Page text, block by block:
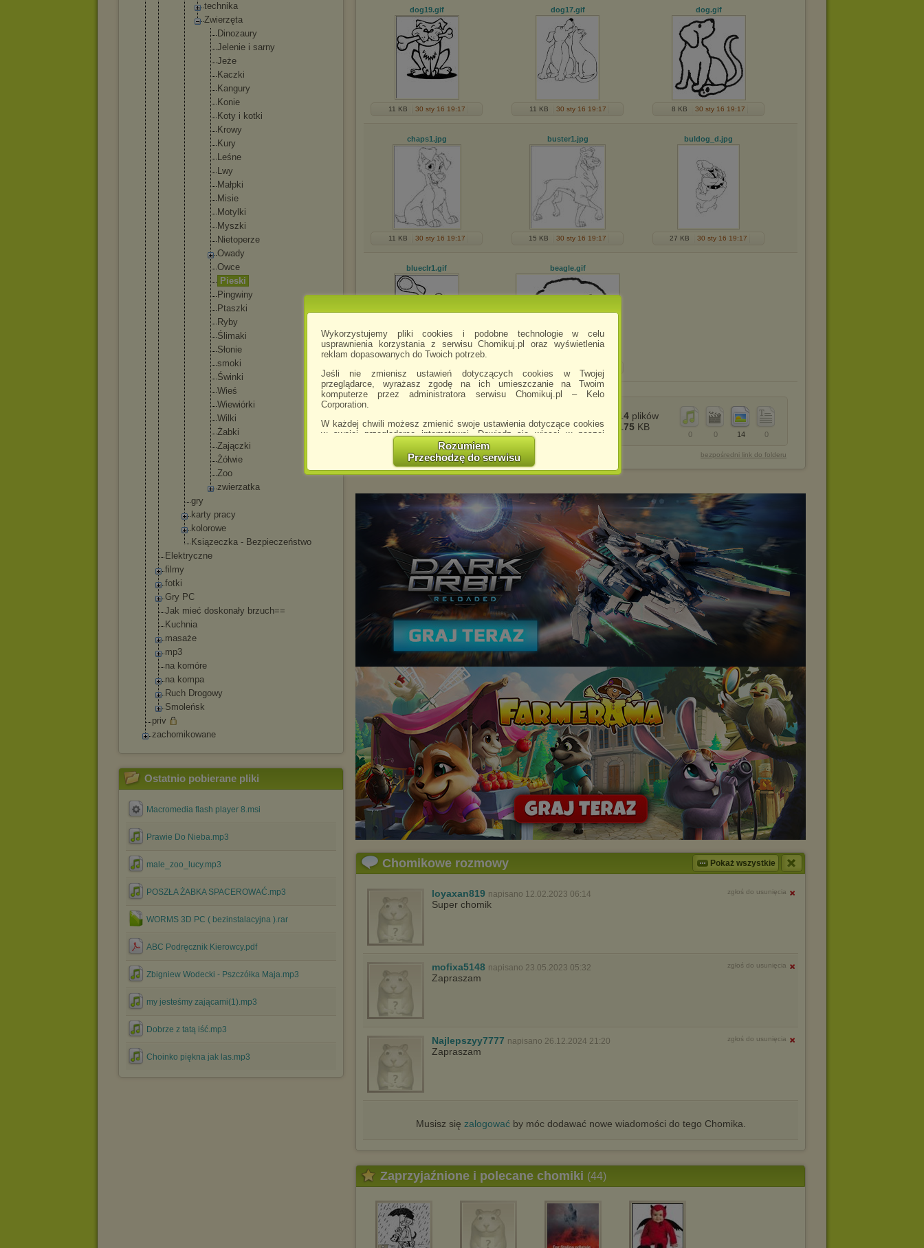
Wykorzystujemy pliki cookies i podobne technologie w celu
usprawnienia korzystania z serwisu Chomikuj.pl oraz wyświetlenia
reklam dopasowanych do Twoich potrzeb.
Jeśli nie zmienisz ustawień dotyczących cookies w Twojej
przeglądarce, wyrażasz zgodę na ich umieszczanie na Twoim
komputerze przez administratora serwisu Chomikuj.pl – Kelo
Corporation.
W każdej chwili możesz zmienić swoje ustawienia dotyczące cookies
w swojej przeglądarce internetowej. Dowiedz się więcej w naszej
http://chomikuj.pl/PolitykaPrywatnosci.aspx
Jednocześnie informujemy że zmiana ustawień przeglądarki może
spowodować ograniczenie korzystania ze strony Chomikuj.pl.
W przypadku braku twojej zgody na akceptację cookies niestety
prosimy o opuszczenie serwisu chomikuj.pl.
Wykorzystanie plików cookies przezZaufanych Partnerów
(dostosowanie reklam do Twoich potrzeb, analiza skuteczności działań
marketingowych).
Wyrażenie sprzeciwu spowoduje, że wyświetlana Ci reklama nie
będzie dopasowana do Twoich preferencji, a będzie to reklama
wyświetlona przypadkowo.
Istnieje możliwość zmiany ustawień przeglądarki internetowej w
sposób uniemożliwiający przechowywanie plików cookies na
urządzeniu końcowym. Można również usunąć pliki cookies,
dokonując odpowiednich zmian w ustawieniach przeglądarki
Pełną informację na ten temat znajdziesz pod adresem
http://chomikuj.pl/PolitykaPrywatnosci.aspx
Rozumiem
Przechodzę do serwisu
technika
Zwierzęta
Dinozaury
Je lenie i sarny
Jeże
Kacz ki
Kangury
Konie
Koty i kotki
Krowy
Kury
Leśne
Lwy
Małpki
Misie
Moty lki
Mysz ki
Nietoperze
Owady
Owce
Pieski
Pingwiny
Ptaszki
Ryby
Śl imaki
Słonie
smoki
Świnki
Wieś
Wiewiórki
Wi lki
Żabki
Zającz ki
Żółwie
Zoo
zwierzatka
gry
karty pracy
kolorowe
Ksiązecz ka - Bezpieczeństwo
Elektryczne
filmy
fotki
Gry PC
Jak mieć doskonały brzuch==
Kuchnia
masaże
mp3
na komóre
na kompa
Ruch Drogowy
Smoleńsk
priv
zachomikowane
Ostatnio pobierane pliki
Macromedia flash player 8.msi
Prawie Do Nieba.mp3
male_zoo_lucy.mp3
POSZŁA ŻABKA SPACEROWAĆ.mp3
WORMS 3D PC ( bezinstalacyjna ).rar
ABC Podręcznik Kierowcy.pdf
Zbigniew Wodecki - Pszczółka Maja.mp3
my jesteśmy zającami(1).mp3
Dobrze z tatą iść.mp3
Choinko piękna jak las.mp3
dog19.gif
11 KB 30 sty 16 19:17
dog17.gif
11 KB 30 sty 16 19:17
dog.gif
8 KB 30 sty 16 19:17
chaps1.jpg
11 KB 30 sty 16 19:17
buster1.jpg
15 KB 30 sty 16 19:17
buldog_d.jpg
27 KB 30 sty 16 19:17
blueclr1.gif beagle.gif
Pobierz
Zachomikuj
0
14
0
0
14 plików
175 KB
bezpośredni link do folderu
Chomikowe rozmowy Pokaż wszystkie
loyaxan819 napisano 12.02.2023 06:14 zgłoś do usunięcia
Super chomik
mofixa5148 napisano 23.05.2023 05:32 zgłoś do usunięcia
Zapraszam
Najlepszyy7777 napisano 26.12.2024 21:20 zgłoś do usunięcia
Zapraszam
Musisz się zalogowaćby móc dodawać nowe wiadomości do tego Chomika.
Zaprzyjaźnione i polecane chomiki (44)